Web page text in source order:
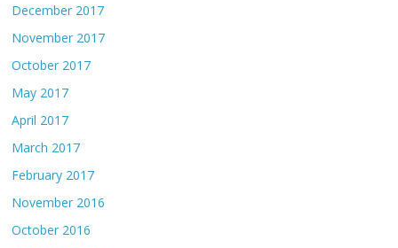
December 2017
November 2017
October 2017
May 2017
April 2017
March 2017
February 2017
November 2016
October 2016